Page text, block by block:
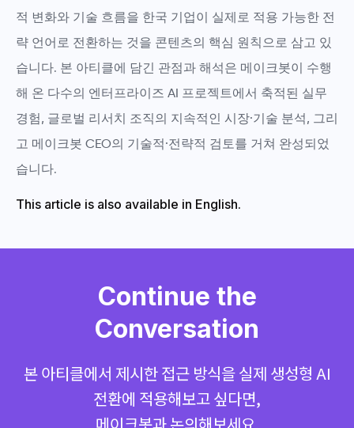
적 변화와 기술 흐름을 한국 기업이 실제로 적용 가능한 전
략 언어로 전환하는 것을 콘텐츠의 핵심 원칙으로 삼고 있
습니다. 본 아티클에 담긴 관점과 해석은 메이크봇이 수행
해 온 다수의 엔터프라이즈 AI 프로젝트에서 축적된 실무
경험, 글로벌 리서치 조직의 지속적인 시장·기술 분석, 그리
고 메이크봇 CEO의 기술적·전략적 검토를 거쳐 완성되었
습니다.
This article is also available in English.
Continue the
Conversation
본 아티클에서 제시한 접근 방식을 실제 생성형 AI
전환에 적용해보고 싶다면,